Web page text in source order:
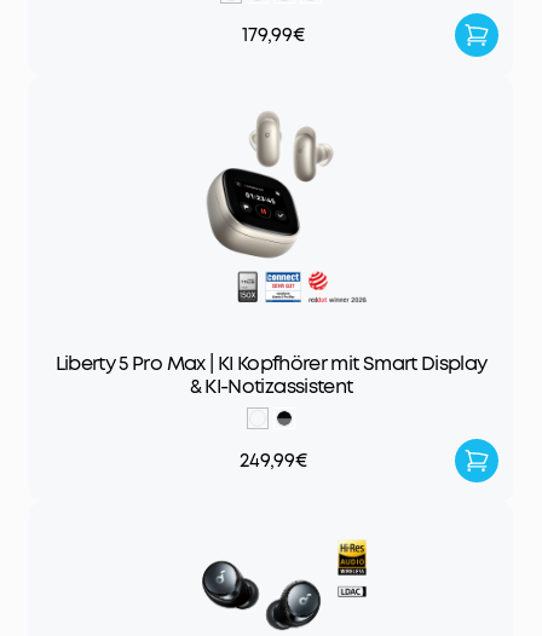
179,99€
Liberty 5 Pro Max | KI Kopfhörer mit Smart Display
& KI-Notizassistent
249,99€